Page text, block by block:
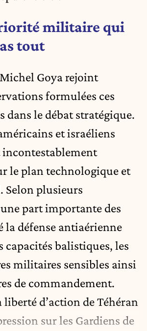
militaire qui
tout
Michel Goya rejoint
formulées ces
dans le débat stratégique.
et israéliens
incontestablement
le plan technologique et
Selon plusieurs
part importante des
la défense antiaérienne
capacités balistiques, les
militaires sensibles ainsi
de commandement.
d’action de Téhéran
sur les Gardiens de